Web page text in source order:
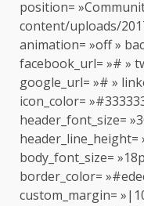
position=
content/uploads/
animation= »off »
facebook_url= »# »
google_url= »# »
icon_color=
header_font_size=
header_line_height=
body_font_size=
border_color=
custom_margin=